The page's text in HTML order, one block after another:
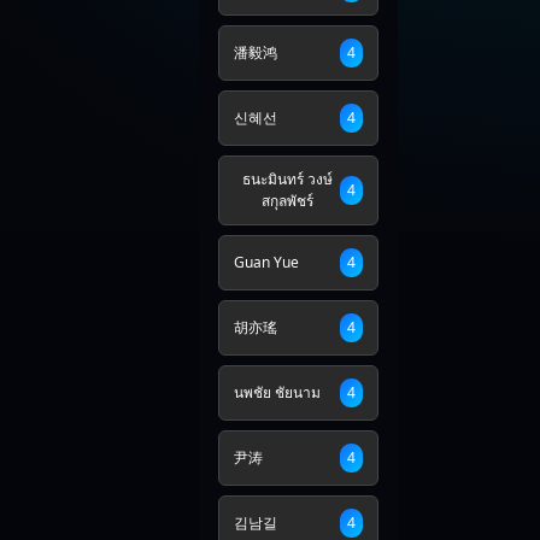
潘毅鸿 4
신혜선 4
ธนะมินทร์ วงษ์
สกุลพัชร์
4
Guan Yue 4
胡亦瑤 4
นพชัย ชัยนาม 4
尹涛 4
김남길 4